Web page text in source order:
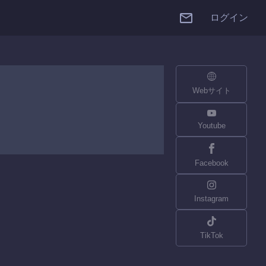
ログイン
Webサイト
Youtube
Facebook
Instagram
TikTok